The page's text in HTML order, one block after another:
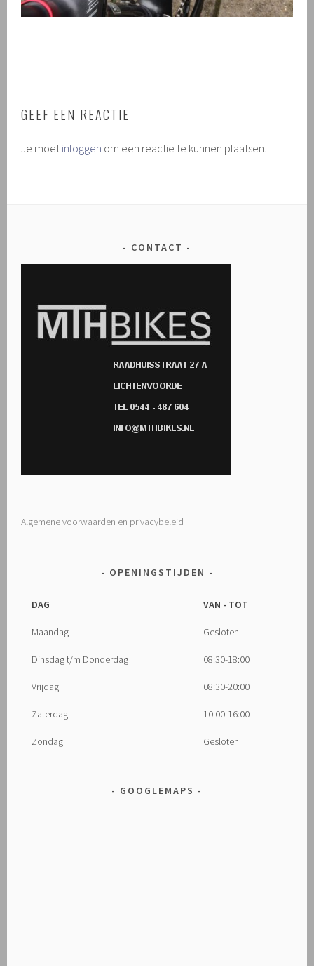
GEEF EEN REACTIE
Je moetinloggen om een reactie te kunnen plaatsen.
CONTACT
Algemene voorwaarden en privacybeleid
OPENINGSTIJDEN
DAG VAN - TOT
Maandag Gesloten
Dinsdag t/m Donderdag 08:30-18:00
Vrijdag 08:30-20:00
Zaterdag 10:00-16:00
Zondag Gesloten
GOOGLEMAPS